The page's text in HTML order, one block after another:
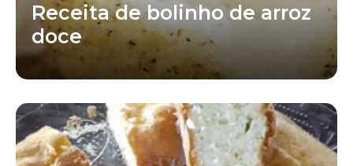
Receita de bolinho de arroz
doce